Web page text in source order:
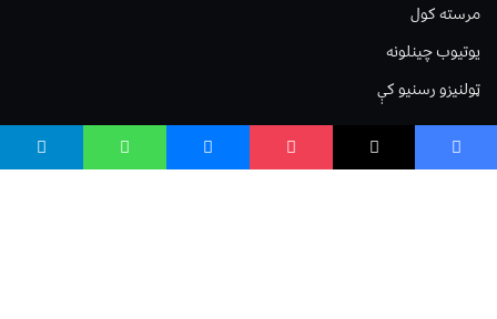
مرسته کول
یوتیوب چینلونه
ټولنیزو رسنیو کې
مینو